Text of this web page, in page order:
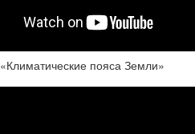
пояса Земли»